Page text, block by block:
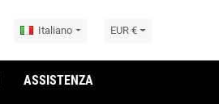
Italiano EUR €
ASSISTENZA